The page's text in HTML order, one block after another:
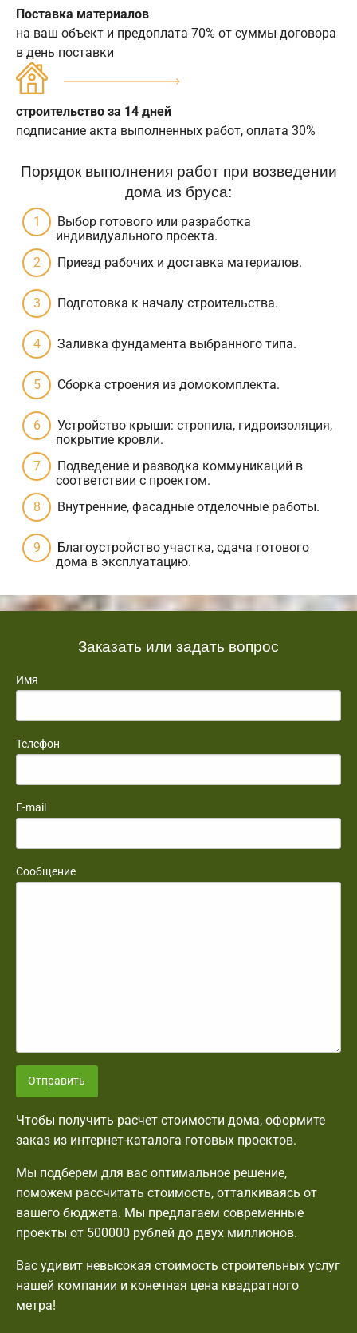
Поставка материалов
на ваш объект и предоплата 70% от суммы договора
в день поставки
строительство за 14 дней
подписание акта выполненных работ, оплата 30%
Порядок выполнения работ при возведении
дома из бруса:
Выбор готового или разработка
индивидуального проекта.
Приезд рабочих и доставка материалов.
Подготовка к началу строительства.
Заливка фундамента выбранного типа.
Сборка строения из домокомплекта.
Устройство крыши: стропила, гидроизоляция,
покрытие кровли.
Подведение и разводка коммуникаций в
соответствии с проектом.
Внутренние, фасадные отделочные работы.
Благоустройство участка, сдача готового
дома в эксплуатацию.
Заказать или задать вопрос
Имя
Телефон
E-mail
Сообщение
Отправить
Чтобы получить расчет стоимости дома, оформите
заказ из интернет-каталога готовых проектов.
Мы подберем для вас оптимальное решение,
поможем рассчитать стоимость, отталкиваясь от
вашего бюджета. Мы предлагаем современные
проекты от 500000 рублей до двух миллионов.
Вас удивит невысокая стоимость строительных услуг
нашей компании и конечная цена квадратного
метра!